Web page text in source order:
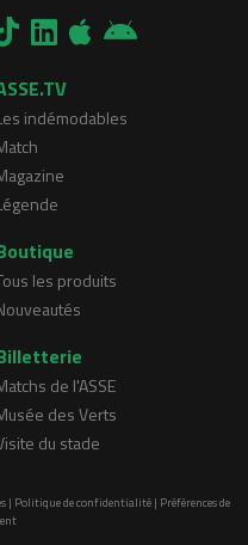
indémodables
les produits
de l'ASSE
des Verts
du stade
| Politique de confidentialité| Préférences de